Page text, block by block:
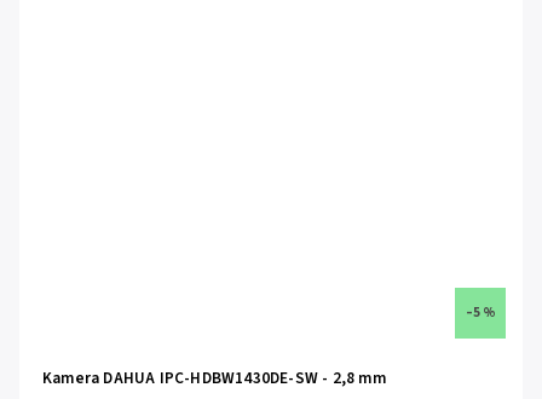
–5 %
Kamera DAHUA IPC-HDBW1430DE-SW - 2,8 mm